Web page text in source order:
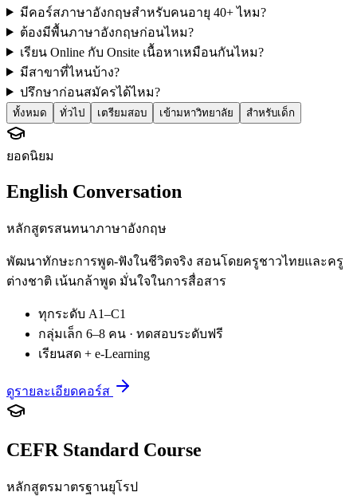
มีคอร์สภาษาอังกฤษสำหรับคนอายุ 40+ ไหม?
ต้องมีพื้นภาษาอังกฤษก่อนไหม?
เรียน Online กับ Onsite เนื้อหาเหมือนกันไหม?
มีสาขาที่ไหนบ้าง?
ปรึกษาก่อนสมัครได้ไหม?
ทั้งหมด ทั่วไป เตรียมสอบ เข้ามหาวิทยาลัย สำหรับเด็ก
ยอดนิยม
English Conversation
หลักสูตรสนทนาภาษาอังกฤษ
พัฒนาทักษะการพูด-ฟังในชีวิตจริง สอนโดยครูชาวไทยและครู
ต่างชาติ เน้นกล้าพูด มั่นใจในการสื่อสาร
ทุกระดับ A1–C1
กลุ่มเล็ก 6–8 คน · ทดสอบระดับฟรี
เรียนสด + e-Learning
ดูรายละเอียดคอร์ส
CEFR Standard Course
หลักสูตรมาตรฐานยุโรป